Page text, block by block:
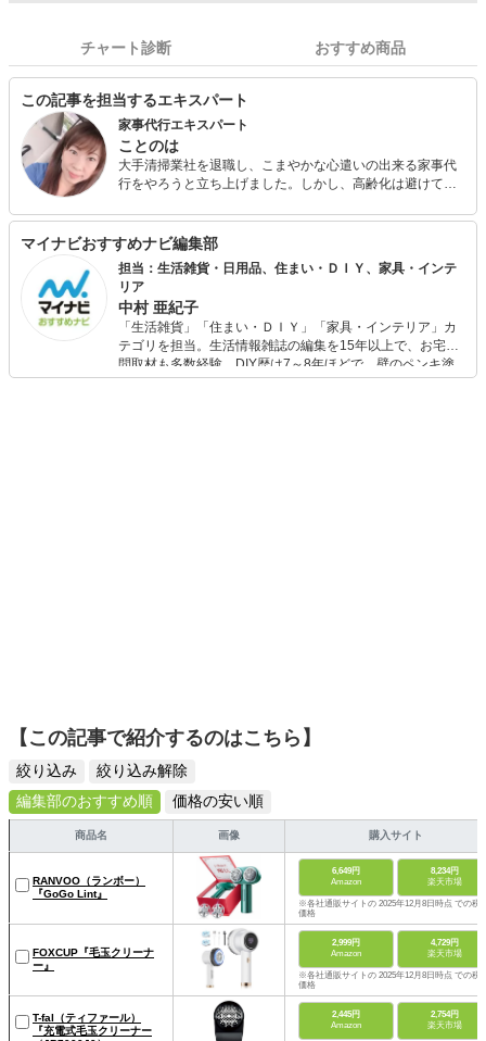
チャート診断 おすすめ商品
この記事を担当するエキスパート
家事代行エキスパート
ことのは
大手清掃業社を退職し、こまやかな心遣いの出来る家事代
行をやろうと立ち上げました。しかし、高齢化は避けては
高齢者の身の回りの家事代行にも対応できるよう邁進中で
す。
マイナビおすすめナビ編集部
担当：生活雑貨・日用品、住まい・ＤＩＹ、家具・インテ
リア
中村 亜紀子
「生活雑貨」「住まい・ＤＩＹ」「家具・インテリア」カ
テゴリを担当。生活情報雑誌の編集を15年以上で、お宅訪
問取材も多数経験。DIY歴は7～8年ほどで、壁のペンキ塗
りや壁紙チェンジなどもチャレンジ済み。初心者でもモノ
【この記事で紹介するのはこちら】
絞り込み
絞り込み解除
編集部のおすすめ順
価格の安い順
商品名 画像 購入サイト
RANVOO（ランボー）
『GoGo Lint』
6,649円
Amazon
8,234円
楽天市場
※各社通販サイトの 2025年12月8日時点 での税
価格
FOXCUP『毛玉クリーナ
ー』
2,999円
Amazon
4,729円
楽天市場
※各社通販サイトの 2025年12月8日時点 での税
価格
T-fal（ティファール）
『充電式毛玉クリーナー
2,445円
Amazon
2,754円
楽天市場